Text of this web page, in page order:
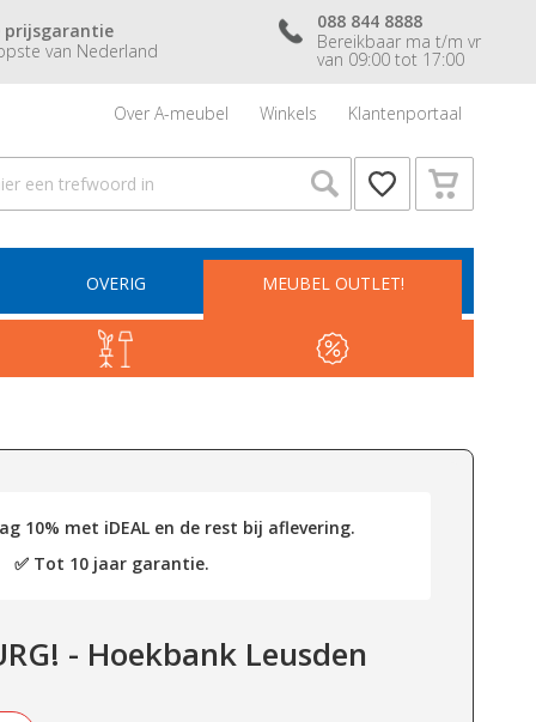
prijsgarantie
van Nederland
088 844 8888
Bereikbaar ma t/m vr
van 09:00 tot 17:00
Over A-meubel Winkels Klantenportaal
OVERIG MEUBEL OUTLET!
10% met iDEAL en de rest bij aflevering.
✅ Tot 10 jaar garantie.
- Hoekbank Leusden